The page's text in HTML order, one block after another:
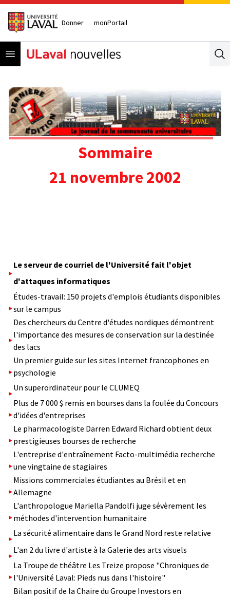
Donner monPortail
Open menu
Sommaire
21 novembre 2002
Le serveur de courriel de l'Université fait l'objet
d'attaques informatiques
Études-travail: 150 projets d'emplois étudiants disponibles
sur le campus
Des chercheurs du Centre d'études nordiques démontrent
l'importance des mesures de conservation sur la destinée
des lacs
Un premier guide sur les sites Internet francophones en
psychologie
Un superordinateur pour le CLUMEQ
Plus de 7 000 $ remis en bourses dans la foulée du Concours
d'idées d'entreprises
Le pharmacologiste Darren Edward Richard obtient deux
prestigieuses bourses de recherche
L'entreprise d'entraînement Facto-multimédia recherche
une vingtaine de stagiaires
Missions commerciales étudiantes au Brésil et en
Allemagne
L'anthropologue Mariella Pandolfi juge sévèrement les
méthodes d'intervention humanitaire
La sécurité alimentaire dans le Grand Nord reste relative
L'an 2 du livre d'artiste à la Galerie des arts visuels
La Troupe de théâtre Les Treize propose "Chroniques de
l'Université Laval: Pieds nus dans l'histoire"
Bilan positif de la Chaire du Groupe Investors en